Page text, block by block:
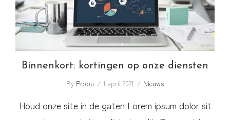
Binnenkort: kortingen op onze diensten
By Probu 1 april 2021 Nieuws
Houd onze site in de gaten Lorem ipsum dolor sit